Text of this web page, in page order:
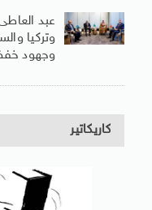
عبد
وتركيا
وجهود
كاريكاتير